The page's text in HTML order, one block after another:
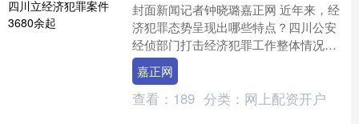
封面新闻记者钟晓璐嘉正网 近年来，经
济犯罪态势呈现出哪些特点？四川公安
经侦部门打击经济犯罪工作整体情况如
何？11月25日，四川省公安厅经侦总队
总队长李治钢就相关....
嘉正网
查看： 189 分类： 网上配资开户